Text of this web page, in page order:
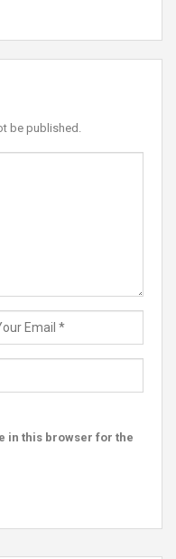
be published.
in this browser for the